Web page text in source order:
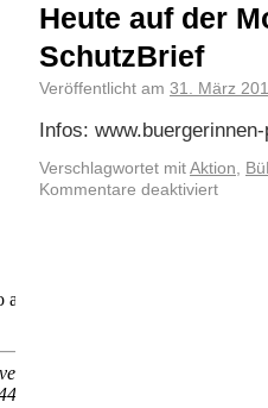
Heute auf der
SchutzBrief
Veröffentlicht am 31. März
Infos:
Verschlagwortet mit Aktion,
Kommentare deaktiviert